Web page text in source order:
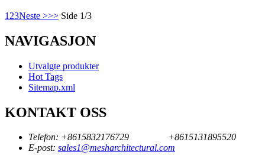
1 23Neste >>> Side 1/3
NAVIGASJON
Utvalgte produkter
Hot Tags
Sitemap.xml
KONTAKT OSS
Telefon: +8615832176729
+8615131895520
E-post: sales1@mesharchitectural.com